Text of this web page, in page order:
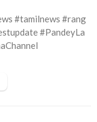
#tamilnews #rang
#PandeyLa